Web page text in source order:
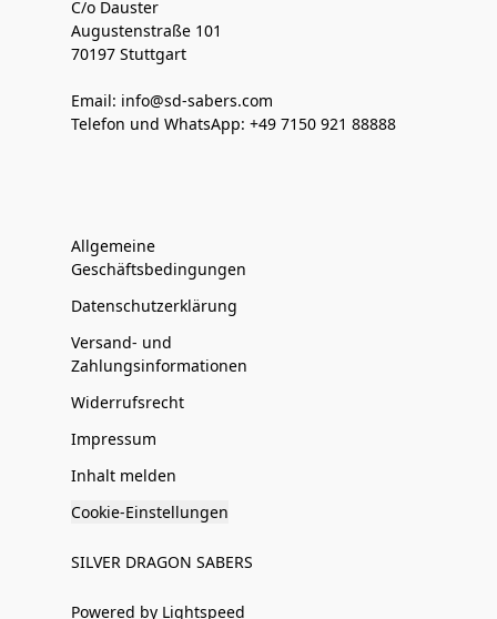
C/o Dauster
Augustenstraße 101
70197 Stuttgart
Email: info@sd-sabers.com
Telefon und WhatsApp: +49 7150 921 88888
Allgemeine
Geschäftsbedingungen
Datenschutzerklärung
Versand- und
Zahlungsinformationen
Widerrufsrecht
Impressum
Inhalt melden
Cookie-Einstellungen
SILVER DRAGON SABERS
Powered by Lightspeed